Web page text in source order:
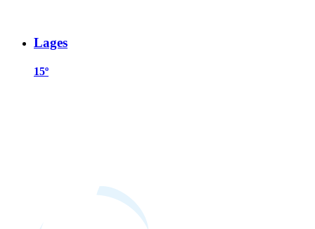
Lages
15º